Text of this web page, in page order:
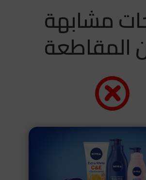
مشابهة